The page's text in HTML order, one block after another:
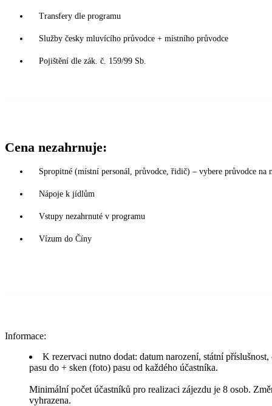
Transfery dle programu
Služby česky mluvícího průvodce + místního průvodce
Pojištění dle zák. č. 159/99 Sb.
Cena nezahrnuje:
Spropitné (místní personál, průvodce, řidič) – vybere průvodce na
Nápoje k jídlům
Vstupy nezahrnuté v programu
Vízum do Číny
Informace:
K rezervaci nutno dodat: datum narození, státní příslušnost,
pasu do + sken (foto) pasu od každého účastníka.
Minimální počet účastníků pro realizaci zájezdu je 8 osob.
vyhrazena.